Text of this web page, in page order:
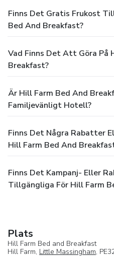
Finns Det Gratis Frukost
Bed And Breakfast?
Vad Finns Det Att Göra På
Breakfast?
Är Hill Farm Bed And
Familjevänligt Hotell?
Finns Det Några Rabatter
Hill Farm Bed And
Finns Det Kampanj- Eller
Tillgängliga För Hill Farm
Plats
Hill Farm Bed and Breakfast
Hill Farm, Little Massingham,